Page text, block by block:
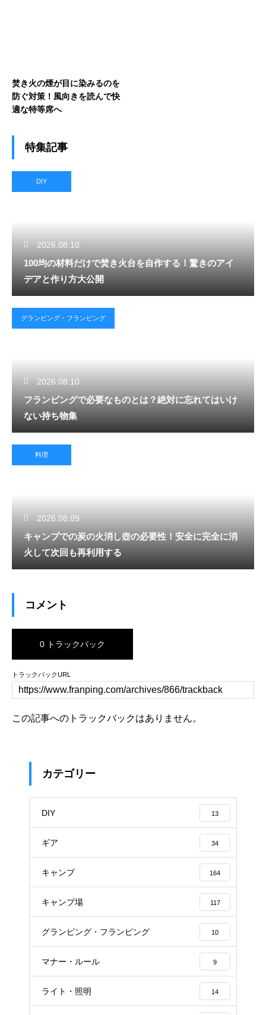
焚き火の煙が目に染みるのを
防ぐ対策！風向きを読んで快
適な特等席へ
特集記事
DIY
2026.08.10
100均の材料だけで焚き火台を自作する！驚きのアイ
デアと作り方大公開
グランピング・フランピング
2026.08.10
フランピングで必要なものとは？絶対に忘れてはいけ
ない持ち物集
料理
2026.08.09
キャンプでの炭の火消し壺の必要性！安全に完全に消
火して次回も再利用する
コメント
0 トラックバック
トラックバックURL
この記事へのトラックバックはありません。
カテゴリー
DIY 13
ギア 34
キャンプ 164
キャンプ場 117
グランピング・フランピング 10
マナー・ルール 9
ライト・照明 14